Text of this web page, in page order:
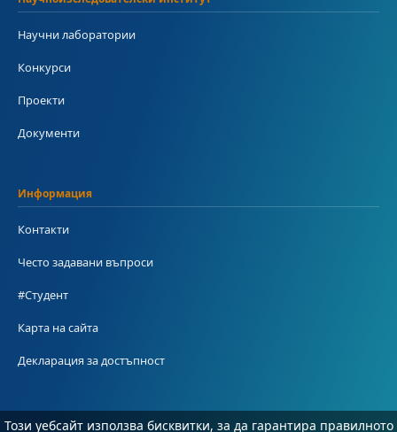
Научни лаборатории
Конкурси
Проекти
Документи
Информация
Контакти
Често задавани въпроси
#Студент
Карта на сайта
Декларация за достъпност
Този уебсайт използва бисквитки, за да гарантира правилното